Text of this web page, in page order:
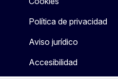
Política de privacidad
Aviso jurídico
Accesibilidad